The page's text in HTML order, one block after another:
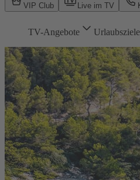
VIP Club Live im TV
TV-Angebote Urlaubsziele